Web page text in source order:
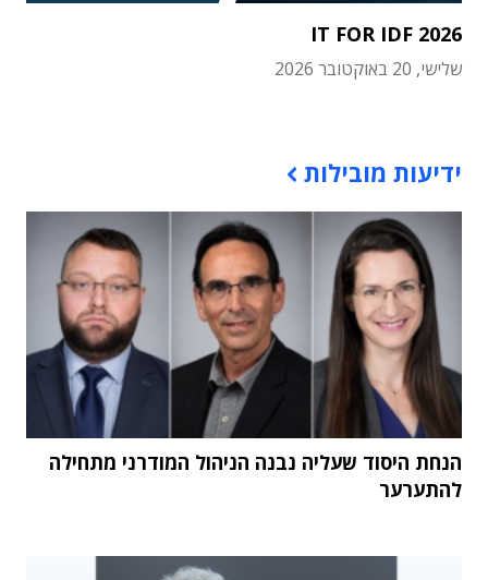
IT FOR IDF 2026
שלישי, 20 באוקטובר 2026
ידיעות מובילות
הנחת היסוד שעליה נבנה הניהול המודרני מתחילה
להתערער